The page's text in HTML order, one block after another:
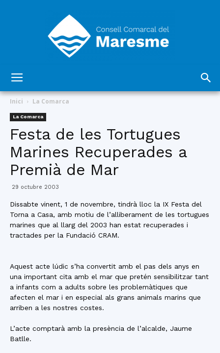
Comarcal
del
Maresme
Inici La Comarca
La Comarca
Festa de les Tortugues
Marines Recuperades a
Premià de Mar
29 octubre 2003
Dissabte vinent, 1 de novembre, tindrà lloc la IX Festa del
Torna a Casa, amb motiu de l’alliberament de les tortugues
marines que al llarg del 2003 han estat recuperades i
tractades per la Fundació CRAM.
Aquest acte lúdic s’ha convertit amb el pas dels anys en
una important cita amb el mar que pretén sensibilitzar tant
a infants com a adults sobre les problemàtiques que
afecten el mar i en especial als grans animals marins que
arriben a les nostres costes.
L’acte comptarà amb la presència de l’alcalde, Jaume
Batlle.